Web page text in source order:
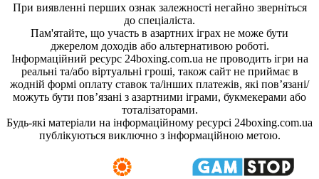
При виявленні перших ознак залежності негайно зверніться
до спеціаліста.
Пам'ятайте, що участь в азартних іграх не може бути
джерелом доходів або альтернативою роботі.
Інформаційний ресурс 24boxing.com.ua не проводить ігри на
реальні та/або віртуальні гроші, також сайт не приймає в
жодній формі оплату ставок та/інших платежів, які пов’язані/
можуть бути пов’язані з азартними іграми, букмекерами або
тоталізаторами.
Будь-які матеріали на інформаційному ресурсі 24boxing.com.ua
публікуються виключно з інформаційною метою.